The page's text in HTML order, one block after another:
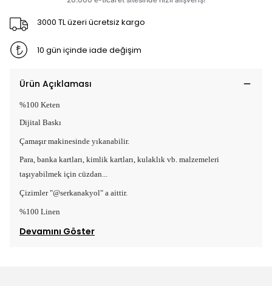
3000 TL üzeri ücretsiz kargo
10 gün içinde iade değişim
Ürün Açıklaması
%100 Keten
Dijital Baskı
Çamaşır makinesinde yıkanabilir.
Para, banka kartları, kimlik kartları, kulaklık vb. malzemeleri
taşıyabilmek için cüzdan...
Çizimler "@serkanakyol" a aittir.
%100 Linen
Devamını Göster